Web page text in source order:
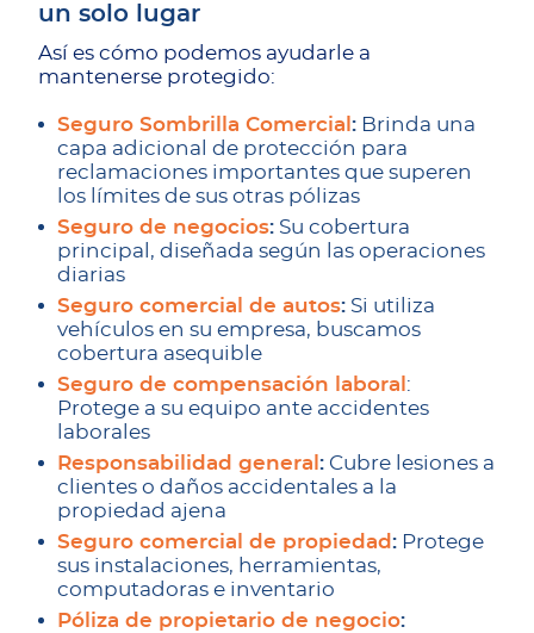
un solo lugar
Así es cómo podemos ayudarle a
mantenerse protegido:
Seguro Sombrilla Comercial : Brinda una
capa adicional de protección para
reclamaciones importantes que superen
los límites de sus otras pólizas
Seguro de negocios: Su cobertura
principal, diseñada según las operaciones
diarias
Seguro comercial de autos: Si utiliza
vehículos en su empresa, buscamos
cobertura asequible
Seguro de compensación laboral :
Protege a su equipo ante accidentes
laborales
Responsabilidad general : Cubre lesiones a
clientes o daños accidentales a la
propiedad ajena
Seguro comercial de propiedad: Protege
sus instalaciones, herramientas,
computadoras e inventario
Póliza de propietario de negocio: